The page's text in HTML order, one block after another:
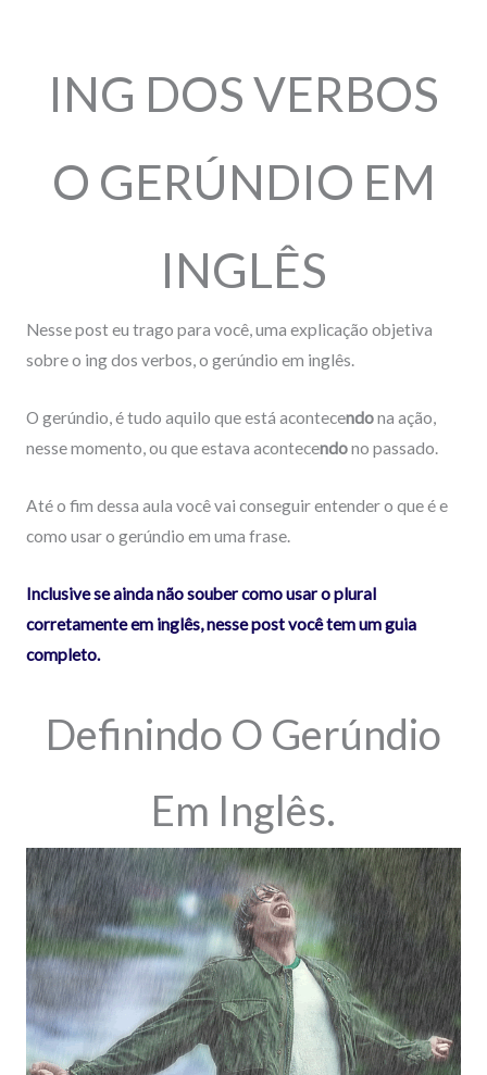
ING DOS VERBOS
O GERÚNDIO EM
INGLÊS
Nesse post eu trago para você, uma explicação objetiva
sobre o ing dos verbos, o gerúndio em inglês.
O gerúndio, é tudo aquilo que está acontecendona ação,
nesse momento, ou que estava acontecendono passado.
Até o fim dessa aula você vai conseguir entender o que é e
como usar o gerúndio em uma frase.
Inclusive se ainda não souber como usar o plural
corretamente em inglês, nesse post você tem um guia
completo.
Definindo O Gerúndio
Em Inglês.